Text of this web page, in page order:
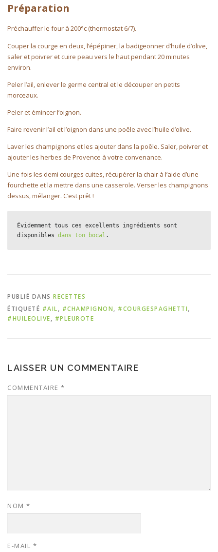
Préparation
Préchauffer le four à 200°c (thermostat 6/7).
Couper la courge en deux, l’épépiner, la badigeonner d’huile d’olive,
saler et poivrer et cuire peau vers le haut pendant 20 minutes
environ.
Peler l’ail, enlever le germe central et le découper en petits
morceaux.
Peler et émincer l’oignon.
Faire revenir l’ail et l’oignon dans une poêle avec l’huile d’olive.
Laver les champignons et les ajouter dans la poêle. Saler, poivrer et
ajouter les herbes de Provence à votre convenance.
Une fois les demi courges cuites, récupérer la chair à l’aide d’une
fourchette et la mettre dans une casserole. Verser les champignons
dessus, mélanger. C’est prêt !
Évidemment tous ces excellents ingrédients sont
disponibles dans ton bocal .
PUBLIÉ DANS RECETTES
ÉTIQUETÉ #AIL, #CHAMPIGNON, #COURGESPAGHETTI,
#HUILEOLIVE, #PLEUROTE
LAISSER UN COMMENTAIRE
COMMENTAIRE *
NOM *
E-MAIL *